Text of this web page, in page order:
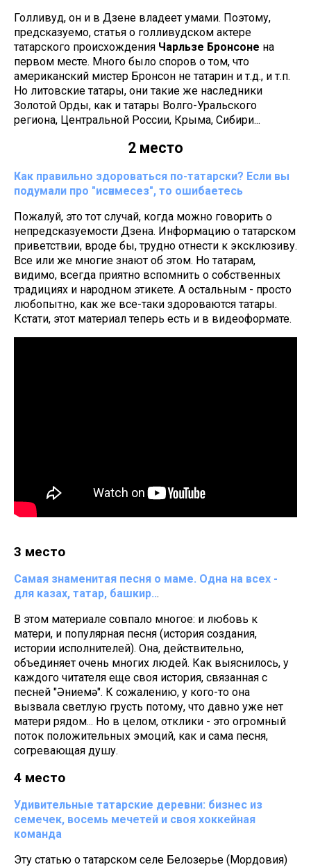
Голливуд, он и в Дзене владеет умами. Поэтому,
предсказуемо, статья о голливудском актере
татарского происхождения Чарльзе Бронсоне на
первом месте. Много было споров о том, что
американский мистер Бронсон не татарин и т.д., и т.п.
Но литовские татары, они такие же наследники
Золотой Орды, как и татары Волго-Уральского
региона, Центральной России, Крыма, Сибири...
2 место
Как правильно здороваться по-татарски? Если вы
подумали про "исәнмесез", то ошибаетесь
Пожалуй, это тот случай, когда можно говорить о
непредсказуемости Дзена. Информацию о татарском
приветствии, вроде бы, трудно отнести к эксклюзиву.
Все или же многие знают об этом. Но татарам,
видимо, всегда приятно вспомнить о собственных
традициях и народном этикете. А остальным - просто
любопытно, как же все-таки здороваются татары.
Кстати, этот материал теперь есть и в видеоформате.
3 место
Самая знаменитая песня о маме. Одна на всех -
для казах, татар, башкир...
В этом материале совпало многое: и любовь к
матери, и популярная песня (история создания,
истории исполнителей). Она, действительно,
объединяет очень многих людей. Как выяснилось, у
каждого читателя еще своя история, связанная с
песней "Әниемә". К сожалению, у кого-то она
вызвала светлую грусть потому, что давно уже нет
матери рядом... Но в целом, отклики - это огромный
поток положительных эмоций, как и сама песня,
согревающая душу.
4 место
Удивительные татарские деревни: бизнес из
семечек, восемь мечетей и своя хоккейная
команда
Эту статью о татарском селе Белозерье (Мордовия)